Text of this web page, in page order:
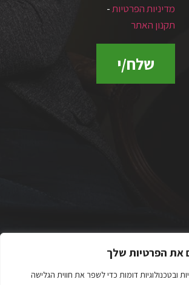
את הפרטיות שלך
ובטכנולוגיות דומות כדי לשפר את חווית הגלישה
מדיניות הפרטיות-
תקנון האתר
שלח/י
שמורות לשרון זילברצוויג 2023 ©